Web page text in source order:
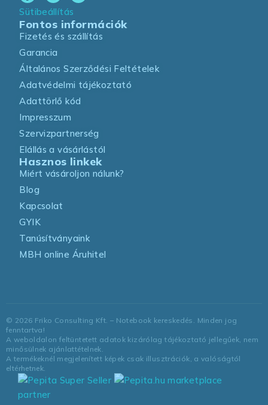
Sütibeállítás
Fontos információk
Fizetés és szállítás
Garancia
Általános Szerződési Feltételek
Adatvédelmi tájékoztató
Adattörlő kód
Impresszum
Szervizpartnerség
Elállás a vásárlástól
Hasznos linkek
Miért vásároljon nálunk?
Blog
Kapcsolat
GYIK
Tanúsítványaink
MBH online Áruhitel
© 2026 Friko Consulting Kft. – Notebook kereskedés. Minden jog
fenntartva!
A weboldalon feltüntetett adatok kizárólag tájékoztató jellegűek, nem
minősülnek ajánlattételnek.
A termékeknél megjelenített képek csak illusztrációk, a valóságtól
eltérhetnek.
marketplace
partner